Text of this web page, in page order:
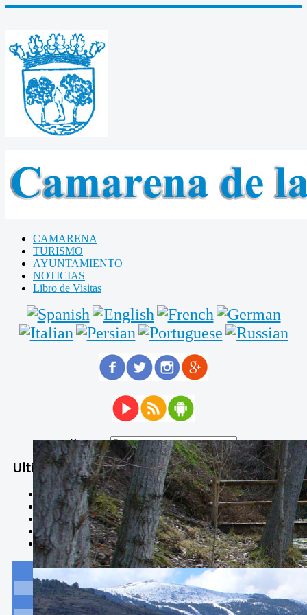
CAMARENA
TURISMO
AYUNTAMIENTO
NOTICIAS
Libro de Visitas
Buscar...
Ultimas Noticias
Solidaria carrera - 7 TÉRMINOS XTREM
Temporal de Febrero
Nevada Enero 2018
La estación de esquí de Javalambre abrirán este sábado
Larga vida a las escuelas